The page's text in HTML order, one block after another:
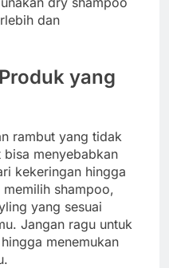
dan
yang
rambut yang tidak
bisa menyebabkan
kekeringan hingga
shampoo,
yang sesuai
Jangan ragu untuk
menemukan